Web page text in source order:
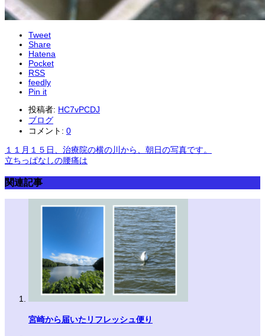
Tweet
Share
Hatena
Pocket
RSS
feedly
Pin it
投稿者: HC7vPCDJ
ブログ
コメント: 0
１１月１５日、治療院の横の川から、朝日の写真です。
立ちっぱなしの腰痛は
関連記事
宮崎から届いたリフレッシュ便り